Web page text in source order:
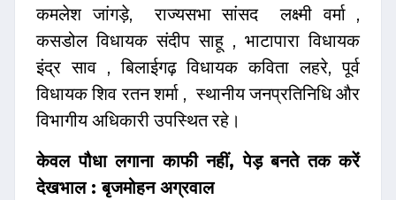
कमलेश जांगड़े, राज्यसभा सांसद लक्ष्मी वर्मा ,
कसडोल विधायक संदीप साहू , भाटापारा विधायक
इंद्र साव , बिलाईगढ़ विधायक कविता लहरे, पूर्व
विधायक शिव रतन शर्मा , स्थानीय जनप्रतिनिधि और
विभागीय अधिकारी उपस्थित रहे।
केवल पौधा लगाना काफी नहीं, पेड़ बनते तक करें
देखभाल : बृजमोहन अग्रवाल